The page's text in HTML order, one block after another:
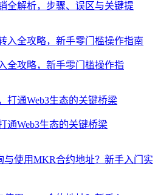
全解析，步骤、误区与关键提
全攻略，新手零门槛操作指
通Web3生态的关键桥梁